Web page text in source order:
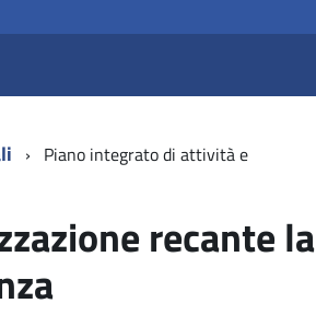
Piano integrato di attività e
recante la